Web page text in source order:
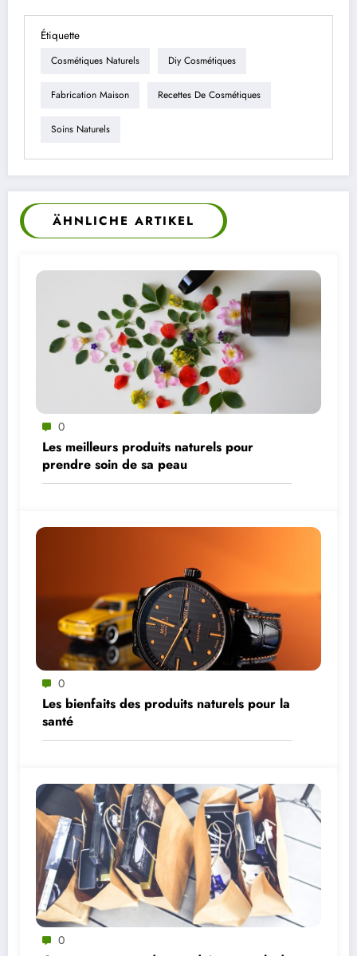
Étiquette
Cosmétiques Naturels Diy Cosmétiques
Fabrication Maison Recettes De Cosmétiques
Soins Naturels
ÄHNLICHE ARTIKEL
0
Les meilleurs produits naturels pour
prendre soin de sa peau
0
Les bienfaits des produits naturels pour la
santé
0